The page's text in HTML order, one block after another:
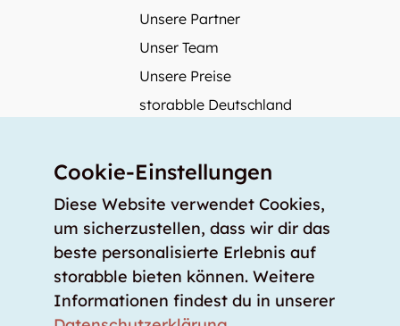
Unsere Partner
Unser Team
Unsere Preise
storabble Deutschland
Mehr über storabble
Medienbeiträge
Wie gross muss ein Lagerraum sein?
Was kostet ein Lagerraum?
Für Lageranbieter
Cookie-Einstellungen
Diese Website verwendet Cookies,
um sicherzustellen, dass wir dir das
beste personalisierte Erlebnis auf
storabble bieten können. Weitere
Informationen findest du in unserer